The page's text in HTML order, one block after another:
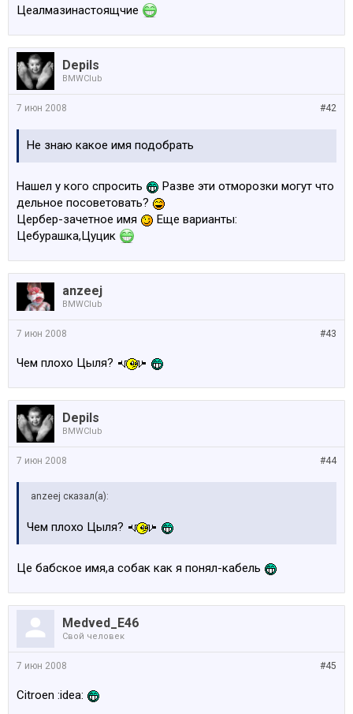
Цеалмазинастоящчие
Depils
BMWClub
#42
7 июн 2008
Не знаю какое имя подобрать
Нашел у кого спросить
Разве эти отморозки могут что
дельное посоветовать?
Цербер-зачетное имя
Еще варианты:
Цебурашка,Цуцик
anzeej
BMWClub
#43
7 июн 2008
Чем плохо Цыля?
Depils
BMWClub
#44
7 июн 2008
anzeej сказал(а):
Чем плохо Цыля?
Це бабское имя,а собак как я понял-кабель
Medved_E46
Свой человек
#45
7 июн 2008
Citroen :idea: